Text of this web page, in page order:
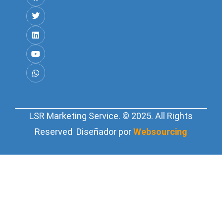
LSR Marketing Service. © 2025. All Rights
Reserved Diseñador porWebsourcing